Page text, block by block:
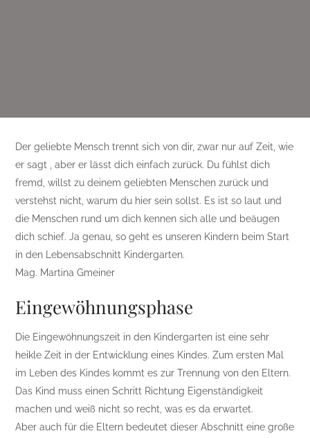
Der geliebte Mensch trennt sich von dir, zwar nur auf Zeit, wie
er sagt , aber er lässt dich einfach zurück. Du fühlst dich
fremd, willst zu deinem geliebten Menschen zurück und
verstehst nicht, warum du hier sein sollst. Es ist so laut und
die Menschen rund um dich kennen sich alle und beäugen
dich schief. Ja genau, so geht es unseren Kindern beim Start
in den Lebensabschnitt Kindergarten.
Mag. Martina Gmeiner
Eingewöhnungsphase
Die Eingewöhnungszeit in den Kindergarten ist eine sehr
heikle Zeit in der Entwicklung eines Kindes. Zum ersten Mal
im Leben des Kindes kommt es zur Trennung von den Eltern.
Das Kind muss einen Schritt Richtung Eigenständigkeit
machen und weiß nicht so recht, was es da erwartet.
Aber auch für die Eltern bedeutet dieser Abschnitt eine große